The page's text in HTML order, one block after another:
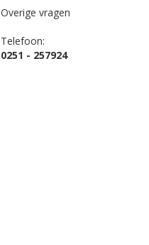
Overige vragen
Telefoon:
0251 - 257924